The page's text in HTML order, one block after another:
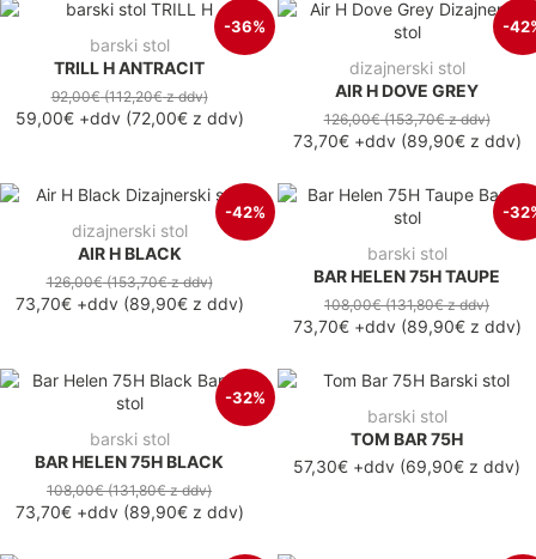
-36%
barski stol
TRILL H ANTRACIT
92,00€(112,20€z ddv)
59,00€+ddv(72,00€z ddv)
-
dizajnerski stol
AIR H DOVE GREY
126,00€(153,70€z ddv)
73,70€+ddv(89,90€z ddv)
-42%
dizajnerski stol
AIR H BLACK
126,00€(153,70€z ddv)
73,70€+ddv(89,90€z ddv)
-
barski stol
BAR HELEN 75H TAUPE
108,00€(131,80€z ddv)
73,70€+ddv(89,90€z ddv)
-32%
barski stol
BAR HELEN 75H BLACK
108,00€(131,80€z ddv)
73,70€+ddv(89,90€z ddv)
barski stol
TOM BAR 75H
57,30€ +ddv (69,90€ z ddv)